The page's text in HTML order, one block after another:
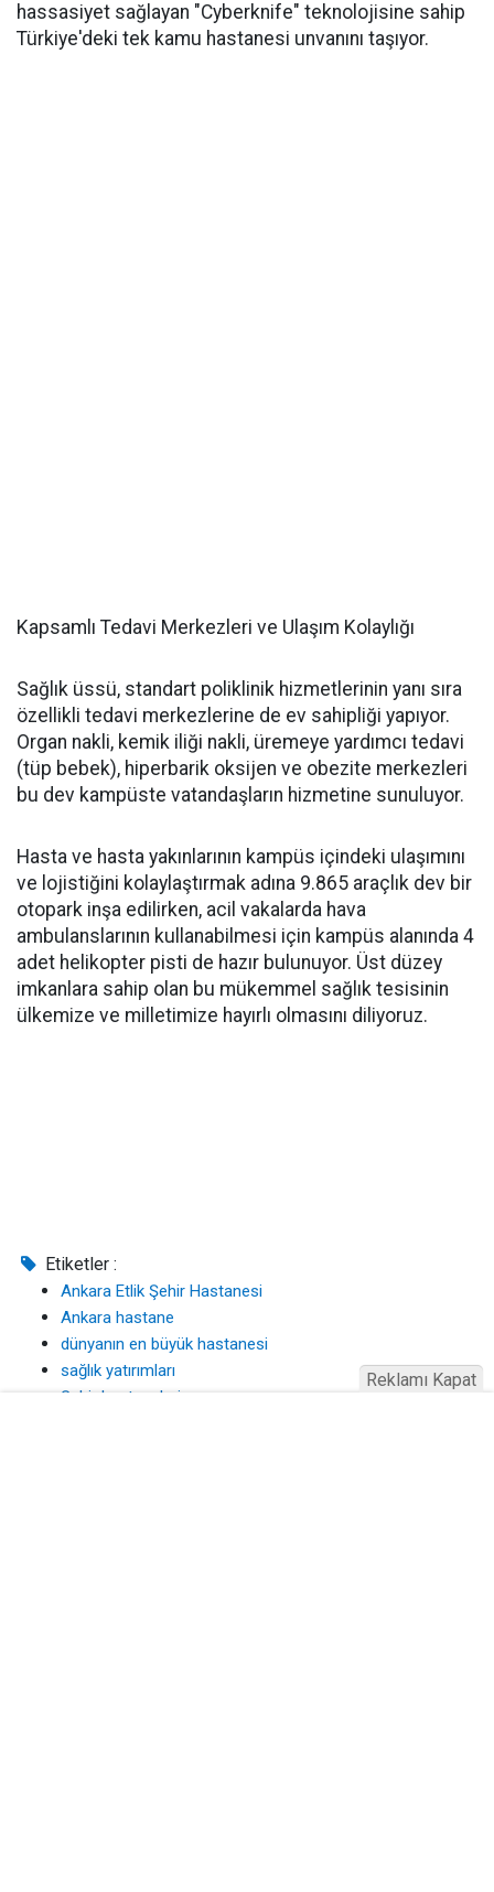
hassasiyet sağlayan "Cyberknife" teknolojisine sahip
Türkiye'deki tek kamu hastanesi unvanını taşıyor.
Kapsamlı Tedavi Merkezleri ve Ulaşım Kolaylığı
Sağlık üssü, standart poliklinik hizmetlerinin yanı sıra
özellikli tedavi merkezlerine de ev sahipliği yapıyor.
Organ nakli, kemik iliği nakli, üremeye yardımcı tedavi
(tüp bebek), hiperbarik oksijen ve obezite merkezleri
bu dev kampüste vatandaşların hizmetine sunuluyor.
Hasta ve hasta yakınlarının kampüs içindeki ulaşımını
ve lojistiğini kolaylaştırmak adına 9.865 araçlık dev bir
otopark inşa edilirken, acil vakalarda hava
ambulanslarının kullanabilmesi için kampüs alanında 4
adet helikopter pisti de hazır bulunuyor. Üst düzey
imkanlara sahip olan bu mükemmel sağlık tesisinin
ülkemize ve milletimize hayırlı olmasını diliyoruz.
Etiketler :
Ankara Etlik Şehir Hastanesi
Ankara hastane
dünyanın en büyük hastanesi
sağlık yatırımları
Şehir hastaneleri
Reklamı Kapat